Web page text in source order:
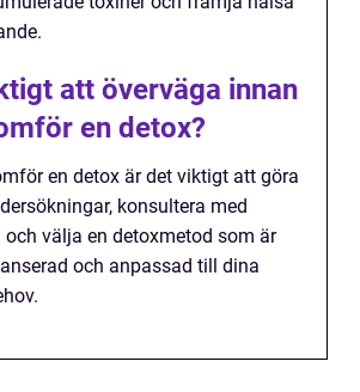
att överväga innan
en detox?
en detox är det viktigt att göra
konsultera med
välja en detoxmetod som är
och anpassad till dina